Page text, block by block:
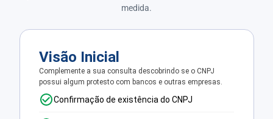
medida.
Visão Inicial
Complemente a sua consulta descobrindo se o CNPJ
possui algum protesto com bancos e outras empresas.
Confirmação de existência do CNPJ